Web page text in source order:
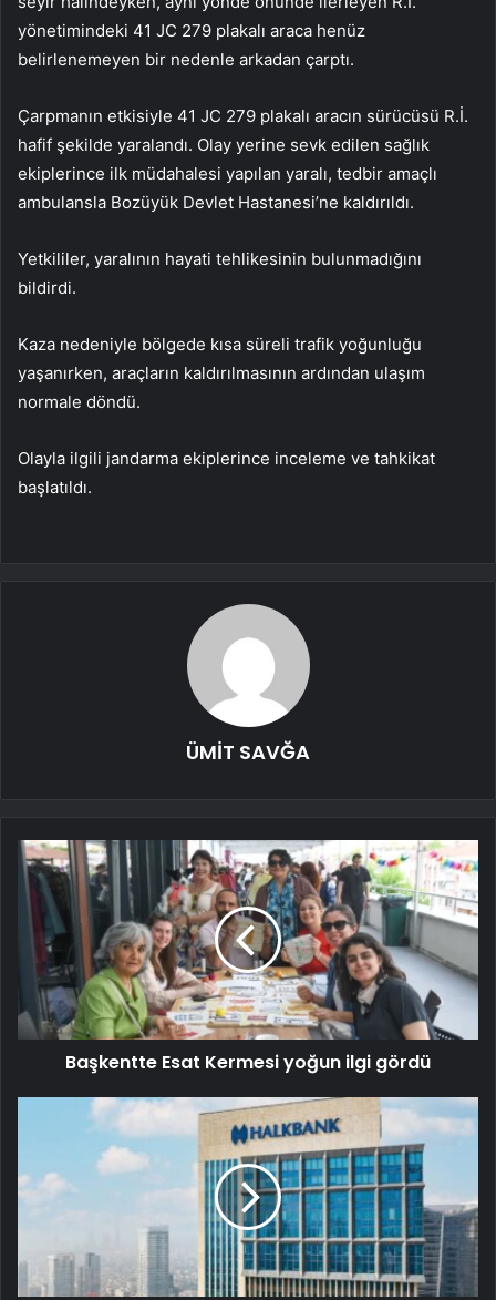
yönetimindeki 41 JC 279 plakalı araca henüz
belirlenemeyen bir nedenle arkadan çarptı.
Çarpmanın etkisiyle 41 JC 279 plakalı aracın sürücüsü R.İ.
hafif şekilde yaralandı. Olay yerine sevk edilen sağlık
ekiplerince ilk müdahalesi yapılan yaralı, tedbir amaçlı
ambulansla Bozüyük Devlet Hastanesi’ne kaldırıldı.
Yetkililer, yaralının hayati tehlikesinin bulunmadığını
bildirdi.
Kaza nedeniyle bölgede kısa süreli trafik yoğunluğu
yaşanırken, araçların kaldırılmasının ardından ulaşım
normale döndü.
Olayla ilgili jandarma ekiplerince inceleme ve tahkikat
başlatıldı.
ÜMİT SAVĞA
Başkentte Esat Kermesi yoğun ilgi gördü